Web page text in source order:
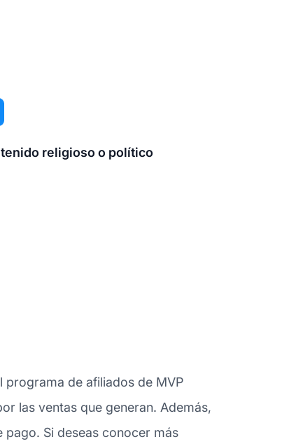
religioso o político
de afiliados de MVP
las ventas que generan. Además,
Si deseas conocer más